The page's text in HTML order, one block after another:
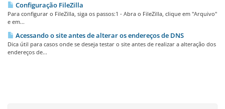
Configuração FileZilla
Para configurar o FileZilla, siga os passos:1 - Abra o FileZilla, clique em "Arquivo"
e em...
Acessando o site antes de alterar os endereços de DNS
Dica útil para casos onde se deseja testar o site antes de realizar a alteração dos
endereços de...